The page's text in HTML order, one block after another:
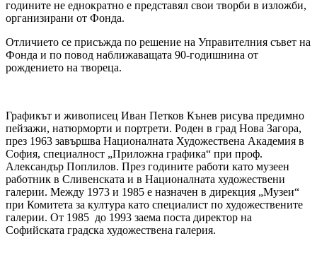
годините не еднократно е представял свои творби в изложби,
организирани от Фонда.
Отличието се присъжда по решение на Управителния съвет на
Фонда и по повод наближаващата 90-годишнина от
рождението на твореца.
Графикът и живописец Иван Петков Кънев рисува предимно
пейзажи, натюрморти и портрети. Роден в град Нова Загора,
през 1963 завършва Националната Художествена Академия в
София, специалност „Приложна графика“ при проф.
Александър Поплилов. През годините работи като музеен
работник в Сливенската и в Националната художествени
галерии. Между 1973 и 1985 е назначен в дирекция „Музеи“
при Комитета за култура като специалист по художествените
галерии. От 1985 до 1993 заема поста директор на
Софийската градска художествена галерия.